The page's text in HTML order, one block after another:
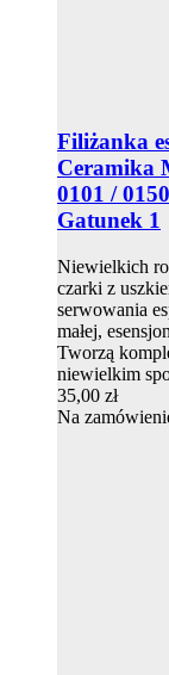
Filiżanka
Ceramika
0101 /
Gatunek 1
Niewielkich
czarki z
serwowania
małej,
Tworzą
niewielkim
35,00 zł
Na